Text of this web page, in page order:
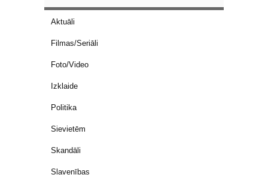
Aktuāli
Filmas/Seriāli
Foto/Video
Izklaide
Politika
Sievietēm
Skandāli
Slavenības